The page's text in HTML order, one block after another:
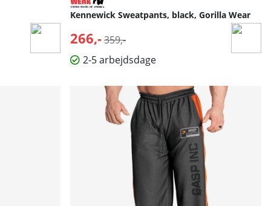
Kennewick Sweatpants, black, Gorilla Wear
266,- Normalpris:
359,-
2-5 arbejdsdage